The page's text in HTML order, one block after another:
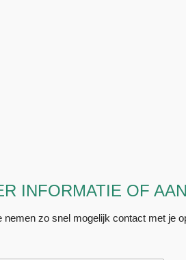
INFORMATIE OF
nemen zo snel mogelijk contact met je